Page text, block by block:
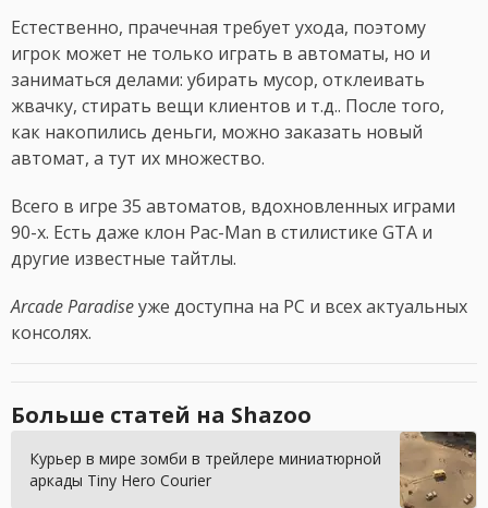
Естественно, прачечная требует ухода, поэтому
игрок может не только играть в автоматы, но и
заниматься делами: убирать мусор, отклеивать
жвачку, стирать вещи клиентов и т.д.. После того,
как накопились деньги, можно заказать новый
автомат, а тут их множество.
Всего в игре 35 автоматов, вдохновленных играми
90-х. Есть даже клон Pac-Man в стилистике GTA и
другие известные тайтлы.
Arcade Paradiseуже доступна на PC и всех актуальных
консолях.
Больше статей на Shazoo
Курьер в мире зомби в трейлере миниатюрной
аркады Tiny Hero Courier